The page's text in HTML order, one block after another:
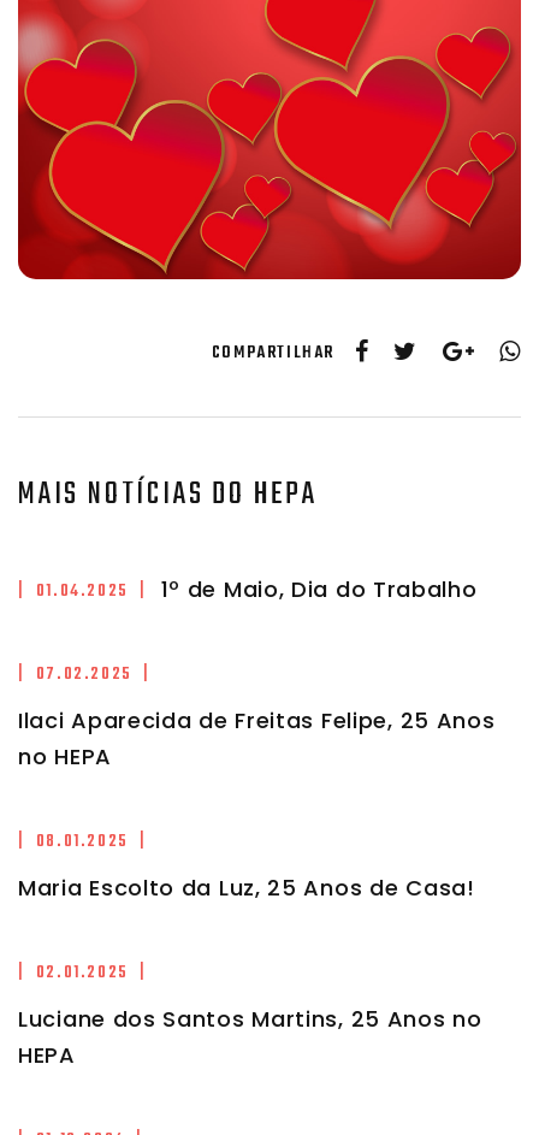
COMPARTILHAR
MAIS NOTÍCIAS DO HEPA
| 01.04.2025 | 1º de Maio, Dia do Trabalho
| 07.02.2025 |
Ilaci Aparecida de Freitas Felipe, 25 Anos
no HEPA
| 08.01.2025 |
Maria Escolto da Luz, 25 Anos de Casa!
| 02.01.2025 |
Luciane dos Santos Martins, 25 Anos no
HEPA